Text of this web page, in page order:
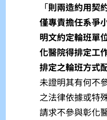
「則兩造約用契
僅專責擔任系爭
明文約定輪班單
化醫院得排定工
排定之輪班方式
未證明其有何不
之法律依據或特
請求不參與彰化